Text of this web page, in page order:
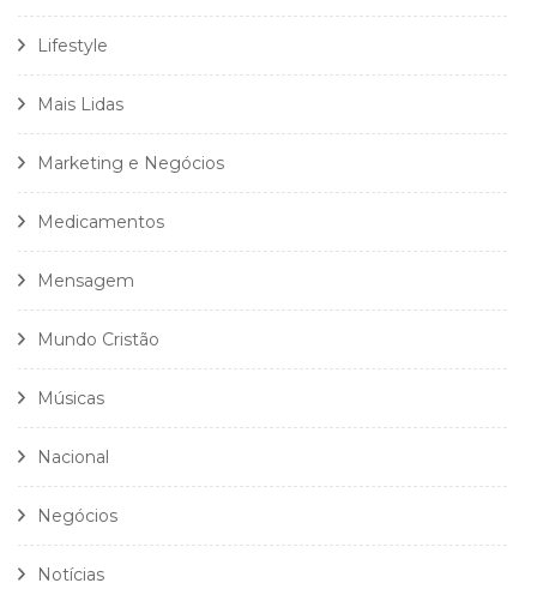
Lifestyle
Mais Lidas
Marketing e Negócios
Medicamentos
Mensagem
Mundo Cristão
Músicas
Nacional
Negócios
Notícias